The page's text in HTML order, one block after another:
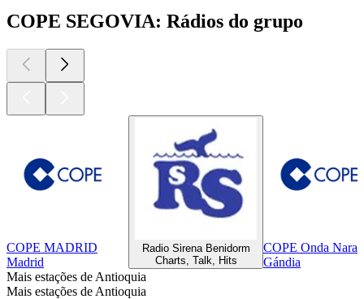
COPE SEGOVIA: Rádios do grupo
COPE MADRID
Madrid
Radio Sirena Benidorm
Charts, Talk, Hits
COPE Onda
Gándia
Mais estações de Antioquia
Mais estações de Antioquia